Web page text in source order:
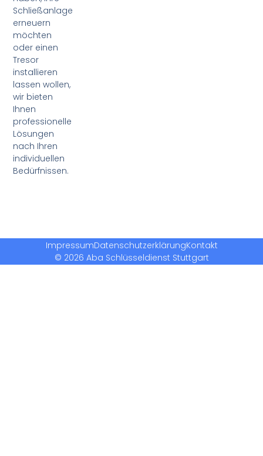
Schließanlage
erneuern
möchten
oder einen
Tresor
installieren
lassen wollen,
wir bieten
Ihnen
professionelle
Lösungen
nach Ihren
individuellen
Bedürfnissen.
ImpressumDatenschutzerklärungKontakt
© 2026 Aba Schlüsseldienst Stuttgart